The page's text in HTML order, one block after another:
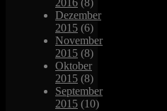
Dezember
2015 (6)
November
2015 (8)
Oktober
2015 (8)
September
2015 (10)